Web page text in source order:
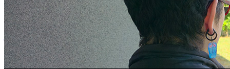
Appel à projets Maîtrise de l’Énergie des Bâtiments 2026-2028
jeudi 16 juillet 2026
MAÎTRISE DE L’ÉNERGIE DES BÂTIMENTS : COMMENT
RÉDUIRE DURABLEMENT LES CONSOMMATIONS ? Afin
d'accompagner les collectivités dans la...